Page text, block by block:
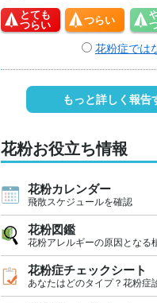
とても
つらい
つらい
花粉症では
もっと詳しく報告
花粉お役立ち情報
花粉カレンダー
飛散スケジュールを確認
花粉図鑑
花粉アレルギーの原因となる
花粉症チェックシート
あなたはどのタイプ？花粉症